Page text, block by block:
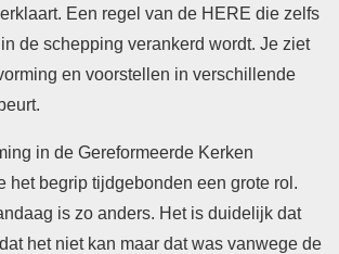
Een regel van de HERE die zelfs
de schepping verankerd wordt. Je ziet
en voorstellen in verschillende
in de Gereformeerde Kerken
het begrip tijdgebonden een grote rol.
is zo anders. Het is duidelijk dat
het niet kan maar dat was vanwege de